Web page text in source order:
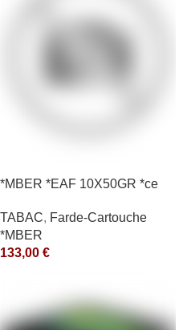
*MBER *EAF 10X50GR *ce
TABAC, Farde-Cartouche
*MBER
133,00 €